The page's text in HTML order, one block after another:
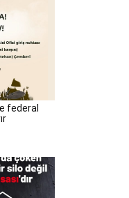
federal